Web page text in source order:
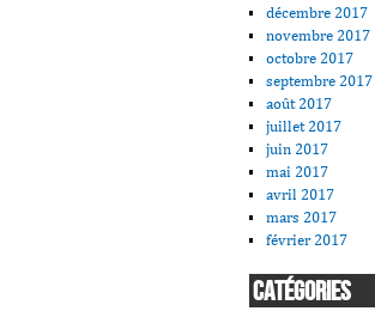
décembre 2017
novembre 2017
octobre 2017
septembre 2017
août 2017
juillet 2017
juin 2017
mai 2017
avril 2017
mars 2017
février 2017
CATÉGORIES